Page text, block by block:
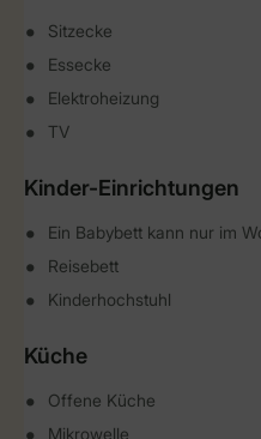
Sitzecke
Essecke
Elektroheizung
TV
Kinder-Einrichtungen
Ein Babybett kann nur im
Reisebett
Kinderhochstuhl
Küche
Offene Küche
Mikrowelle